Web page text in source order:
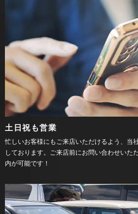
土日祝も営業
忙しいお客様にもご来店いただけるよう、当
しております。ご来店前にお問い合わせいた
内が可能です！